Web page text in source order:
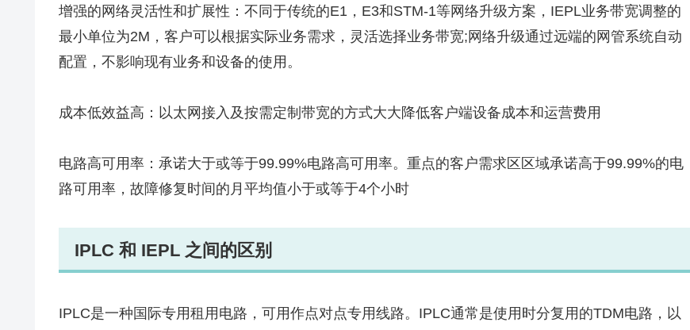
增强的网络灵活性和扩展性：不同于传统的E1，E3和STM-1等网络升级方案，IEPL业务带宽调整的
最小单位为2M，客户可以根据实际业务需求，灵活选择业务带宽;网络升级通过远端的网管系统自动
配置，不影响现有业务和设备的使用。
成本低效益高：以太网接入及按需定制带宽的方式大大降低客户端设备成本和运营费用
电路高可用率：承诺大于或等于99.99%电路高可用率。重点的客户需求区区域承诺高于99.99%的电
路可用率，故障修复时间的月平均值小于或等于4个小时
IPLC 和 IEPL 之间的区别
IPLC是一种国际专用租用电路，可用作点对点专用线路。IPLC通常是使用时分复用的TDM电路，以